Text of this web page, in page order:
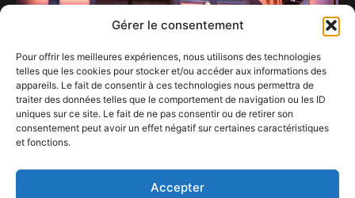
Gérer le consentement
Pour offrir les meilleures expériences, nous utilisons des technologies
telles que les cookies pour stocker et/ou accéder aux informations des
appareils. Le fait de consentir à ces technologies nous permettra de
traiter des données telles que le comportement de navigation ou les ID
uniques sur ce site. Le fait de ne pas consentir ou de retirer son
consentement peut avoir un effet négatif sur certaines caractéristiques
et fonctions.
Accepter
De Toulouse à Esch-sur-Alzette, mais avec un
24 juin 2025